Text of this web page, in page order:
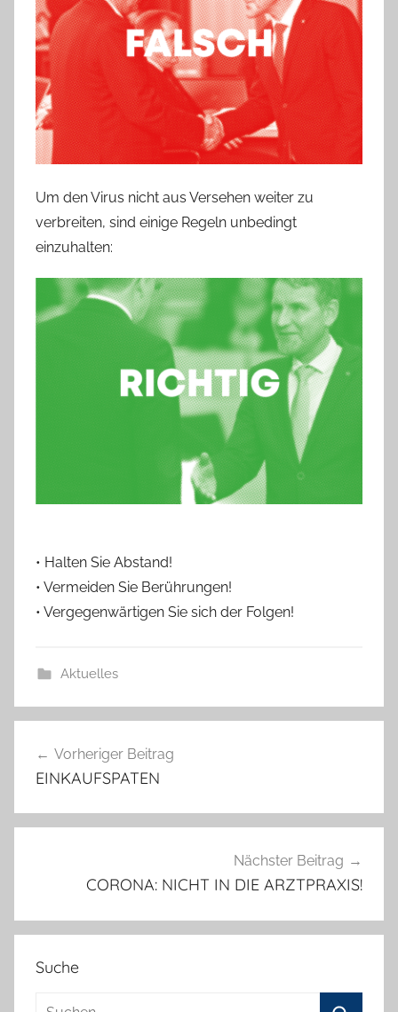
e
a
B
i
e
n
a
c
h
Um den Virus nicht aus Versehen weiter zu
verbreiten, sind einige Regeln unbedingt
einzuhalten:
• Halten Sie Abstand!
• Vermeiden Sie Berührungen!
• Vergegenwärtigen Sie sich der Folgen!
Aktuelles
Vorheriger Beitrag
EINKAUFSPATEN
Nächster Beitrag
CORONA: NICHT IN DIE ARZTPRAXIS!
Suche
Suchen